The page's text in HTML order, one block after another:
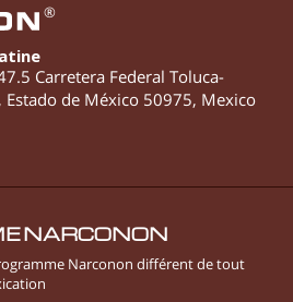
®
Carretera Federal Toluca-
, Estado de México 50975, Mexico
NARCONON
Narconon différent de tout